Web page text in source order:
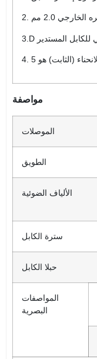
مواصفة
الموصلات
الطويق
الألياف الضوئية
سترة الكابل
حبلا الكابل
المواصفات
البصرية